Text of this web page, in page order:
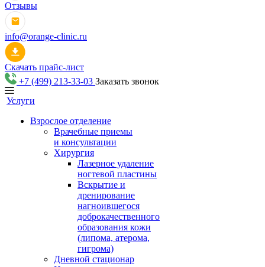
Отзывы
info@orange-clinic.ru
Скачать прайс-лист
+7 (499) 213-33-03 Заказать звонок
Услуги
Взрослое отделение
Врачебные приемы
и консультации
Хирургия
Лазерное удаление
ногтевой пластины
Вскрытие и
дренирование
нагноившегося
доброкачественного
образования кожи
(липома, атерома,
гигрома)
Дневной стационар